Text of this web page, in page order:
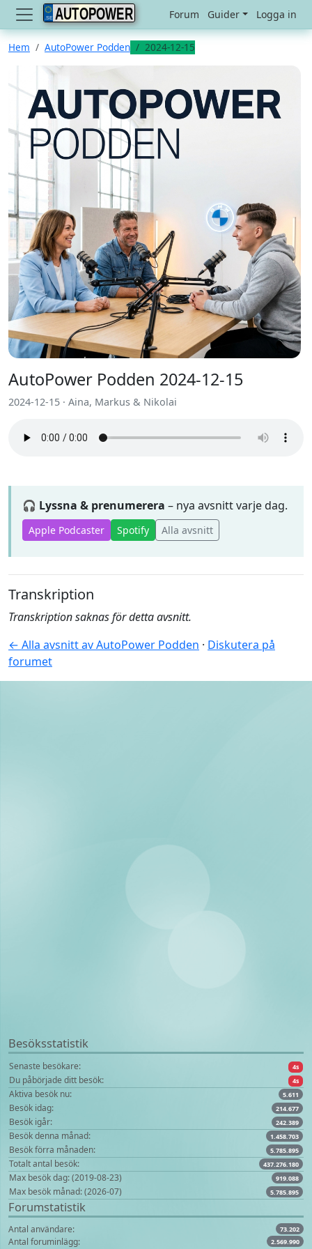
AUTOPOWER Forum Guider Logga in
Hem AutoPower Podden 2024-12-15
AutoPower Podden 2024-12-15
2024-12-15 · Aina, Markus & Nikolai
🎧 Lyssna & prenumerera – nya avsnitt varje dag.
Apple Podcaster Spotify Alla avsnitt
Transkription
Transkription saknas för detta avsnitt.
← Alla avsnitt av AutoPower Podden · Diskutera på
forumet
Besöksstatistik
Senaste besökare: 4s
Du påbörjade ditt besök: 4s
Aktiva besök nu: 5.611
Besök idag: 214.677
Besök igår: 242.389
Besök denna månad: 1.458.703
Besök förra månaden: 5.785.895
Totalt antal besök: 437.276.180
Max besök dag: (2019-08-23) 919.088
Max besök månad: (2026-07) 5.785.895
Forumstatistik
Antal användare: 73.202
Antal foruminlägg: 2.569.990